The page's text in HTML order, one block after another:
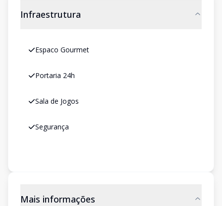
Infraestrutura
Espaco Gourmet
Portaria 24h
Sala de Jogos
Segurança
Mais informações